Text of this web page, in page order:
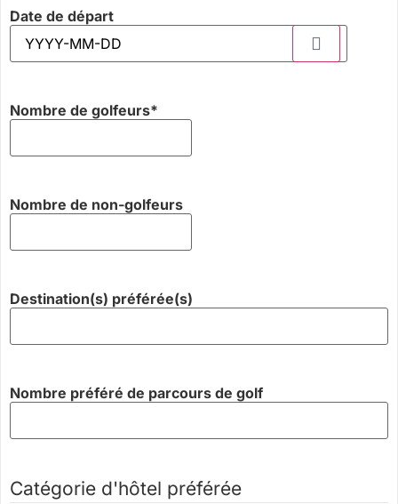
Date de départ
Nombre de golfeurs*
Nombre de non-golfeurs
Destination(s) préférée(s)
Nombre préféré de parcours de golf
Catégorie d'hôtel préférée